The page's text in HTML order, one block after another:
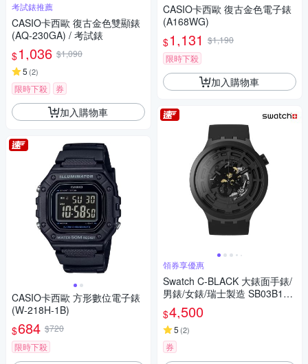
考試錶推薦
CASIO卡西歐 復古金色雙顯錶
(AQ-230GA) / 考試錶
$1,036 $1,090
5 (2)
限時下殺 券
加入購物車
CASIO卡西歐 方形數位電子錶
(W-218H-1B)
$684 $720
限時下殺
CASIO卡西歐 復古金色電子錶
(A168WG)
$1,131 $1,190
限時下殺
加入購物車
領券享優惠
Swatch C-BLACK 大錶面手錶/
男錶/女錶/瑞士製造 SB03B100
(47mm)
$4,500
5 (2)
券